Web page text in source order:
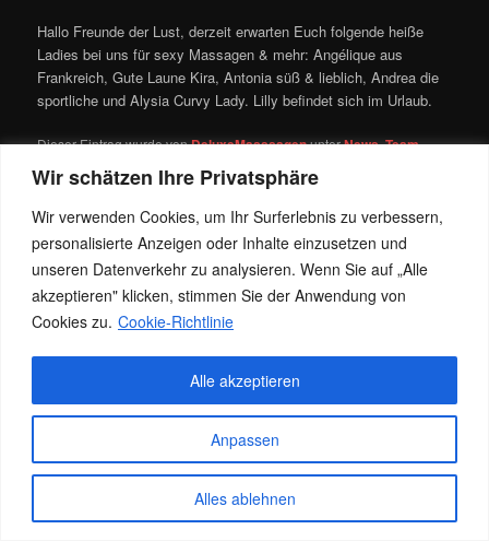
Wir schätzen Ihre Privatsphäre
Wir verwenden Cookies, um Ihr Surferlebnis zu verbessern,
personalisierte Anzeigen oder Inhalte einzusetzen und
unseren Datenverkehr zu analysieren. Wenn Sie auf „Alle
akzeptieren" klicken, stimmen Sie der Anwendung von
Cookies zu. Cookie-Richtlinie
Anpassen
Alles ablehnen
Alle akzeptieren
Hallo Freunde der Lust, derzeit erwarten Euch folgende heiße
Ladies bei uns für sexy Massagen & mehr: Angélique aus
Frankreich, Gute Laune Kira, Antonia süß & lieblich, Andrea die
sportliche und Alysia Curvy Lady. Lilly befindet sich im Urlaub.
Dieser Eintrag wurde vonDeluxeMasssagenunterNews,Team
Datenschutz Stolz präsentiert von WordPress